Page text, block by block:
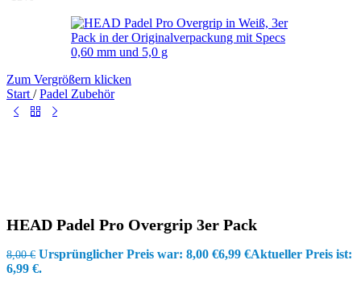
Zum Vergrößern klicken
Start / Padel Zubehör
HEAD Padel Pro Overgrip 3er Pack
8,00€ Ursprünglicher Preis war: 8,00 €6,99 €Aktueller Preis ist:
6,99 €.